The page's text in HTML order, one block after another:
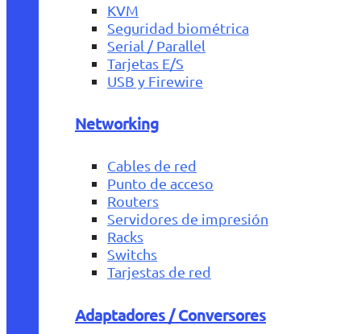
KVM
Seguridad biométrica
Serial / Parallel
Tarjetas E/S
USB y Firewire
Networking
Cables de red
Punto de acceso
Routers
Servidores de impresión
Racks
Switchs
Tarjestas de red
Adaptadores / Conversores